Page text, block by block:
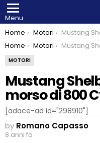
Menu
You are here:
Home Motori
Mustang Shelby Super Snake, il
You are here:
Home Motori Mustang Shelby Super Snake, il
MOTORI
Mustang
morso di 800
[adace-ad id="298910"]
by Romano Capasso
8 anni fa